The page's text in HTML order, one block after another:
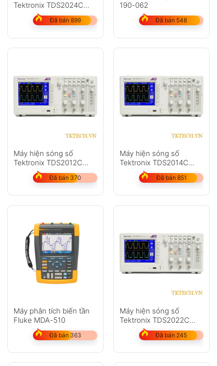
Tektronix TDS2024C
200MHz 4 kênh 2 GS/s
Đã bán 899
190-062
Đã bán 548
Máy hiện sóng số
Tektronix TDS2012C
100MHz 2 kênh 2 GS/s
Đã bán 370
Máy hiện sóng số
Tektronix TDS2014C
100MHz 4 kênh 2 GS/s
Đã bán 851
Máy phân tích biến tần
Fluke MDA-510
Đã bán 363
Máy hiện sóng số
Tektronix TDS2022C
200MHz 2 kênh 2 GS/s
Đã bán 245